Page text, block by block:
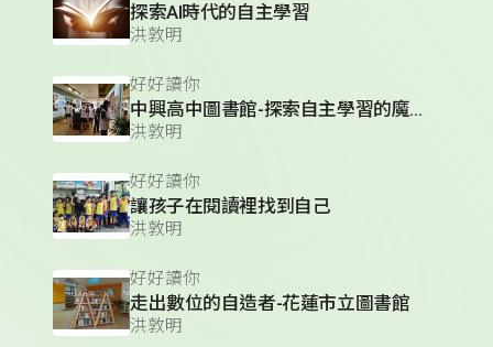
探索AI時代的自主學習
洪敦明
好好讀你
中興高中圖書館-探索自主學習的魔幻圖書館
洪敦明
好好讀你
讓孩子在閱讀裡找到自己
洪敦明
好好讀你
走出數位的自造者-花蓮市立圖書館
洪敦明